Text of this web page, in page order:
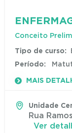
Conceito
Tipo de curso:
Período:
MAIS
Unidade
Rua
Ver